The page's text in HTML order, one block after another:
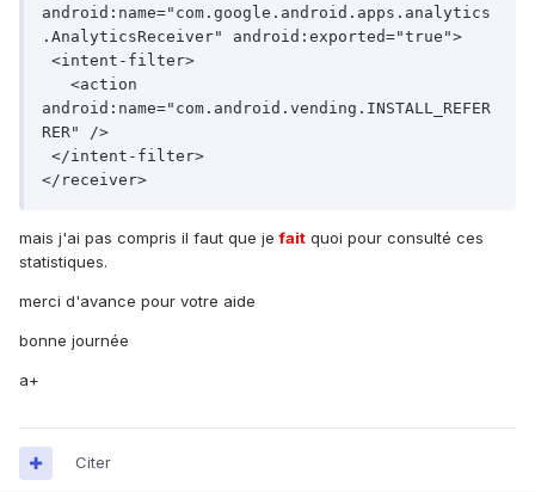
android:name="com.google.android.apps.analytics
.AnalyticsReceiver" android:exported="true">
android:name="com.android.vending.INSTALL_REFER
RER" />
mais j'ai pas compris il faut que jefait quoi pour consulté ces
statistiques.
merci d'avance pour votre aide
bonne journée
a+
Citer